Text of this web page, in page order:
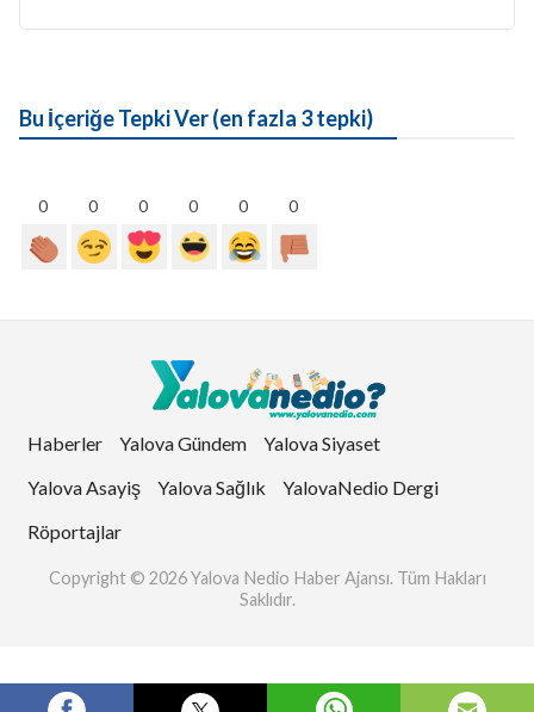
Bu İçeriğe Tepki Ver (en fazla 3 tepki)
0 0 0 0 0 0
Haberler Yalova Gündem
Yalova Siyaset
Yalova Asayiş
Yalova Sağlık
YalovaNedio Dergi
Röportajlar
Copyright © 2026 Yalova Nedio Haber Ajansı. Tüm Hakları
Saklıdır.